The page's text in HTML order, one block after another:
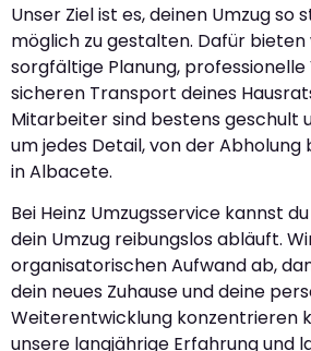
Unser Ziel ist es, deinen Umzug so
möglich zu gestalten. Dafür bieten
sorgfältige Planung,
sicheren Transport deines
Mitarbeiter sind bestens geschult
um jedes Detail, von der Abholung
in Albacete.
Bei Heinz Umzugsservice kannst
dein Umzug reibungslos abläuft.
organisatorischen Aufwand ab,
dein neues Zuhause und deine
Weiterentwicklung konzentrieren
unsere langjährige Erfahrung und